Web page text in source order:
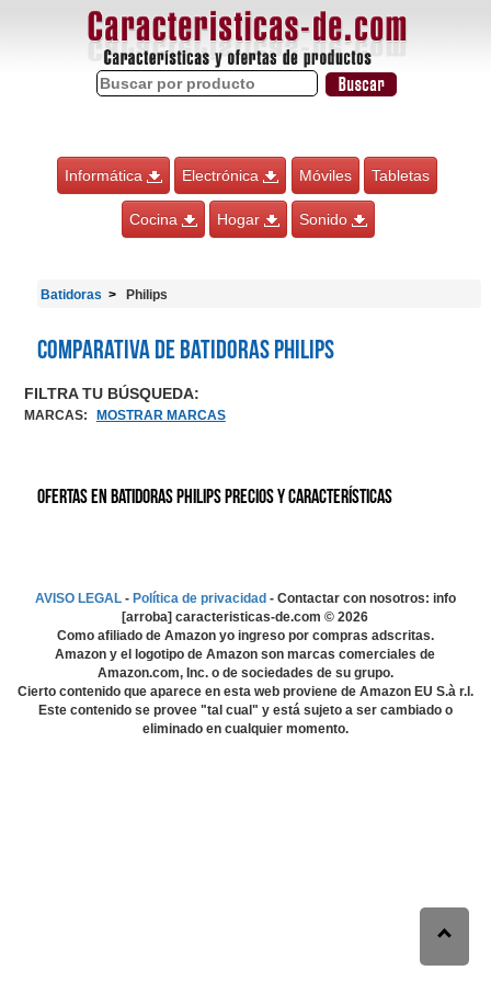
Informática Electrónica Móviles Tabletas
Cocina Hogar Sonido
Batidoras Philips
Comparativa de Batidoras Philips
FILTRA TU BÚSQUEDA:
MARCAS: MOSTRAR MARCAS
Ofertas en Batidoras Philips precios y características
AVISO LEGAL- Política de privacidad - Contactar con nosotros: info
[arroba] caracteristicas-de.com ©2026
Como afiliado de Amazon yo ingreso por compras adscritas.
Amazon y el logotipo de Amazon son marcas comerciales de
Amazon.com, Inc. o de sociedades de su grupo.
Cierto contenido que aparece en esta web proviene de Amazon EU S.à r.l.
Este contenido se provee "tal cual" y está sujeto a ser cambiado o
eliminado en cualquier momento.